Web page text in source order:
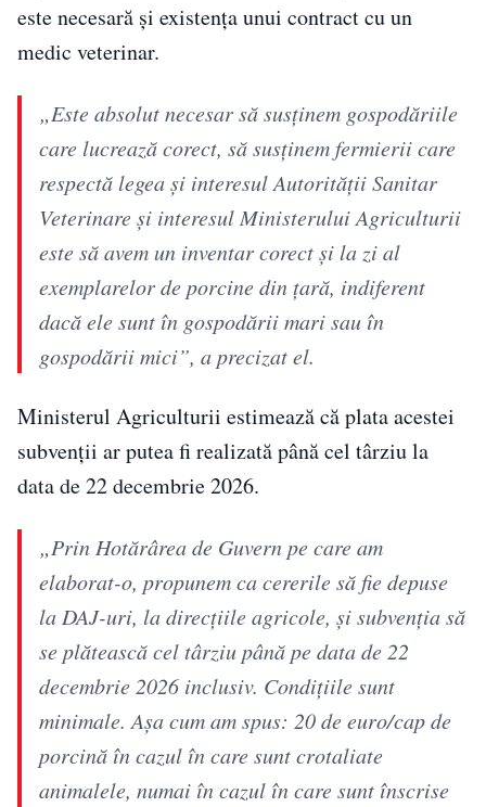
este necesară și existența unui contract cu un
medic veterinar.
„Este absolut necesar să susţinem gospodăriile
care lucrează corect, să susţinem fermierii care
respectă legea şi interesul Autorităţii Sanitar
Veterinare şi interesul Ministerului Agriculturii
este să avem un inventar corect şi la zi al
exemplarelor de porcine din ţară, indiferent
dacă ele sunt în gospodării mari sau în
gospodării mici”, a precizat el.
Ministerul Agriculturii estimează că plata acestei
subvenții ar putea fi realizată până cel târziu la
data de 22 decembrie 2026.
„Prin Hotărârea de Guvern pe care am
elaborat-o, propunem ca cererile să fie depuse
la DAJ-uri, la direcţiile agricole, şi subvenţia să
se plătească cel târziu până pe data de 22
decembrie 2026 inclusiv. Condiţiile sunt
minimale. Aşa cum am spus: 20 de euro/cap de
porcină în cazul în care sunt crotaliate
animalele, numai în cazul în care sunt înscrise